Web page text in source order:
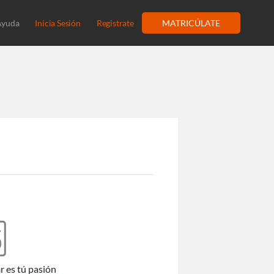
Inicia Sesión Registrate MATRICÚLATE
es tú pasión